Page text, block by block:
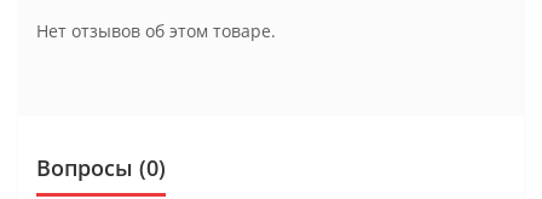
Нет отзывов об этом товаре.
Вопросы (0)